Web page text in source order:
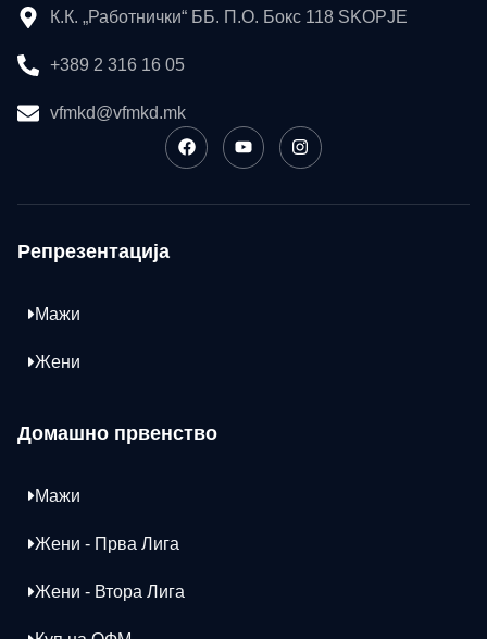
К.К. „Работнички“ ББ. П.О. Бокс 118 SKOPJE
+389 2 316 16 05
vfmkd@vfmkd.mk
Репрезентација
Мажи
Жени
Домашно првенство
Мажи
Жени - Прва Лига
Жени - Втора Лига